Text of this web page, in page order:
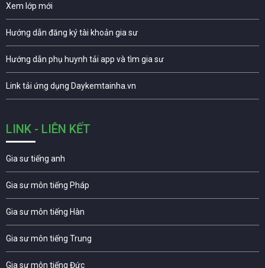
Xem lớp mới
Hướng dẫn đăng ký tài khoản gia sư
Hướng dẫn phụ huynh tải app và tìm gia sư
Link tải ứng dụng Daykemtainha.vn
LINK - LIÊN KẾT
Gia sư tiếng anh
Gia sư môn tiếng Pháp
Gia sư môn tiếng Hàn
Gia sư môn tiếng Trung
Gia sư môn tiếng Đức